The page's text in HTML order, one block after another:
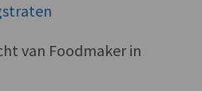
van Foodmaker in